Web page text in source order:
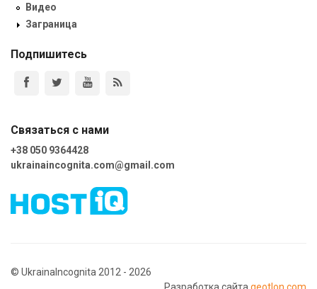
Видео
Заграница
Подпишитесь
Связаться с нами
+38 050 9364428
ukrainaincognita.com@gmail.com
© UkrainaIncognita 2012 - 2026